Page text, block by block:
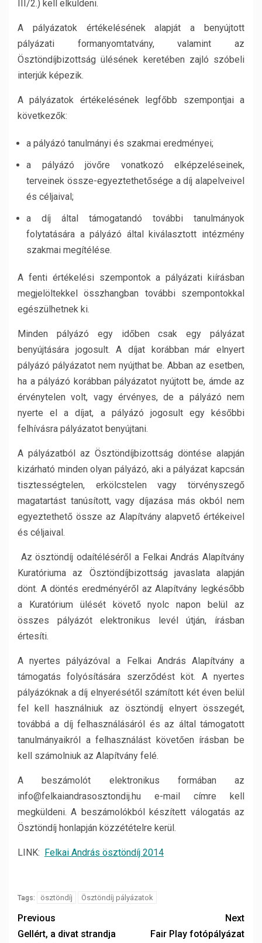
III/2.) kell elküldeni.
A pályázatok értékelésének alapját a benyújtott
pályázati formanyomtatvány, valamint az
Ösztöndíjbizottság ülésének keretében zajló szóbeli
interjúk képezik.
A pályázatok értékelésének legfőbb szempontjai a
következők:
a pályázó tanulmányi és szakmai eredményei;
a pályázó jövőre vonatkozó elképzeléseinek,
terveinek össze-egyeztethetősége a díj alapelveivel
és céljaival;
a díj által támogatandó további tanulmányok
folytatására a pályázó által kiválasztott intézmény
szakmai megítélése.
A fenti értékelési szempontok a pályázati kiírásban
megjelöltekkel összhangban további szempontokkal
egészülhetnek ki.
Minden pályázó egy időben csak egy pályázat
benyújtására jogosult. A díjat korábban már elnyert
pályázó pályázatot nem nyújthat be. Abban az esetben,
ha a pályázó korábban pályázatot nyújtott be, ámde az
érvénytelen volt, vagy érvényes, de a pályázó nem
nyerte el a díjat, a pályázó jogosult egy későbbi
felhívásra pályázatot benyújtani.
A pályázatból az Ösztöndíjbizottság döntése alapján
kizárható minden olyan pályázó, aki a pályázat kapcsán
tisztességtelen, erkölcstelen vagy törvényszegő
magatartást tanúsított, vagy díjazása más okból nem
egyeztethető össze az Alapítvány alapvető értékeivel
és céljaival.
Az ösztöndíj odaítéléséről a Felkai András Alapítvány
Kuratóriuma az Ösztöndíjbizottság javaslata alapján
dönt. A döntés eredményéről az Alapítvány legkésőbb
a Kuratórium ülését követő nyolc napon belül az
összes pályázót elektronikus levél útján, írásban
értesíti.
A nyertes pályázóval a Felkai András Alapítvány a
támogatás folyósítására szerződést köt. A nyertes
pályázóknak a díj elnyerésétől számított két éven belül
fel kell használniuk az ösztöndíj elnyert összegét,
továbbá a díj felhasználásáról és az által támogatott
tanulmányaikról a felhasználást követően írásban be
kell számolniuk az Alapítvány felé.
A beszámolót elektronikus formában az
info@felkaiandrasosztondij.hu e-mail címre kell
megküldeni. A beszámolókból készített válogatás az
Ösztöndíj honlapján közzétételre kerül.
LINK: Felkai András ösztöndíj 2014
Tags: ösztöndíj Ösztöndíj pályázatok
Previous
Gellért, a divat strandja
Next
Fair Play fotópályázat